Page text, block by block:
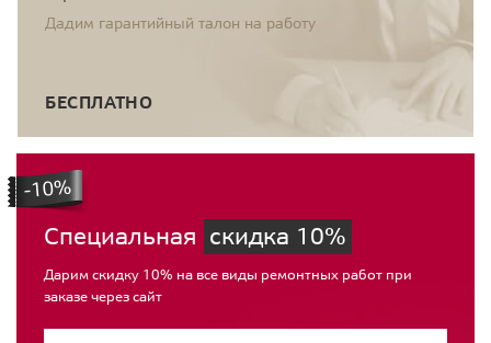
Дадим гарантийный талон на работу
БЕСПЛАТНО
Специальная скидка 10%
Дарим скидку 10% на все виды ремонтных работ при
заказе через сайт